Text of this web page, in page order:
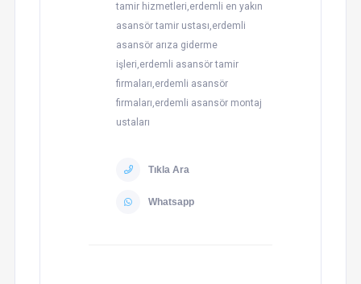
tamir hizmetleri,erdemli en yakın
asansör tamir ustası,erdemli
asansör arıza giderme
işleri,erdemli asansör tamir
firmaları,erdemli asansör
firmaları,erdemli asansör montaj
ustaları
Tıkla Ara
Whatsapp